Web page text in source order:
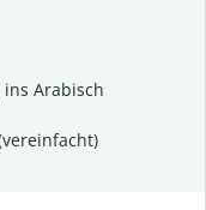
Arabisch